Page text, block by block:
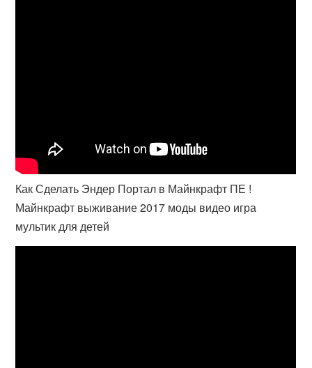
Как Сделать Эндер Портал в Майнкрафт ПЕ !
Майнкрафт выживание 2017 моды видео игра
мультик для детей